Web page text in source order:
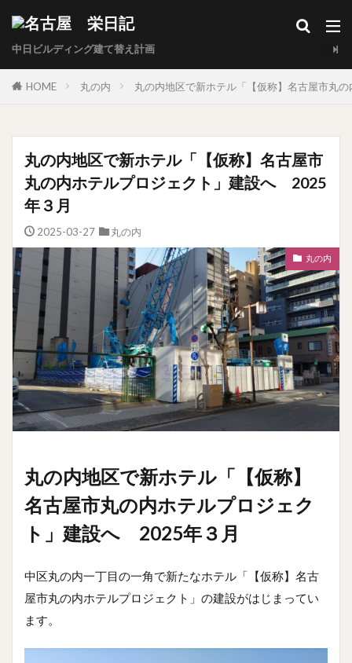
中日ビルディング建て替え計画
HOME 丸の内 丸の内地区で新ホテル「【仮称】名古屋市丸
丸の内地区で新ホテル「【仮称】名古屋市
丸の内ホテルプロジェクト」建設へ 2025
年３月
2025-03-27 丸の内
丸の内
丸の内地区で新ホテル「【仮称】
名古屋市丸の内ホテルプロジェク
ト」建設へ 2025年３月
中区丸の内一丁目の一角で新たなホテル「【仮称】名古
屋市丸の内ホテルプロジェクト」の建設がはじまってい
ます。